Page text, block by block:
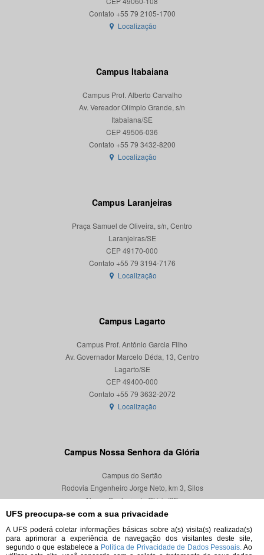
UFS preocupa-se com a sua privacidade
A UFS poderá coletar informações básicas sobre a(s) visita(s) realizada(s)
para aprimorar a experiência de navegação dos visitantes deste site,
segundo o que estabelece a Política de Privacidade de Dados Pessoais. Ao
Localização
Campus Itabaiana
Campus Prof. Alberto Carvalho
Av. Vereador Olímpio Grande, s/n
Itabaiana/SE
CEP 49506-036
Localização
Campus Laranjeiras
Praça Samuel de Oliveira, s/n, Centro
Laranjeiras/SE
CEP 49170-000
Localização
Campus Lagarto
Campus Prof. Antônio Garcia Filho
Av. Governador Marcelo Déda, 13, Centro
Lagarto/SE
CEP 49400-000
Localização
Campus Nossa Senhora da Glória
Campus do Sertão
Rodovia Engenheiro Jorge Neto, km 3, Silos
Nossa Senhora da Glória/SE
CEP 49680-000
Localização